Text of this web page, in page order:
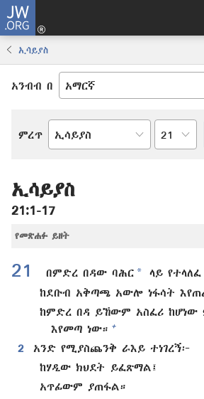
JW.ORG
ኢሳይያስ
አንብብ በ
ምረጥ
የመጽሐፍ
መጽሐፍ
በምዕራፍ
ኢሳይያስ
21:1-17
የመጽሐፉ ይዘት
21 በምድረ በዳው ባሕር * ላይ
ከደቡብ አቅጣጫ አውሎ ነፋሳት
ከምድረ በዳ ይኸውም አስፈሪ ከሆነው
እየመጣ ነው። +
2
አንድ የሚያስጨንቅ ራእይ ተነገረኝ፦
ከሃዲው ክህደት ይፈጽማል፤
አጥፊውም ያጠፋል።